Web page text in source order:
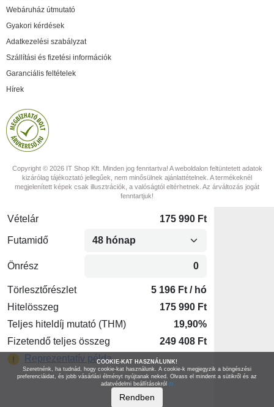
Webáruház útmutató
Gyakori kérdések
Adatkezelési szabályzat
Szállítási és fizetési információk
Garanciális feltételek
Hírek
Copyright © 2026 IT Shop Kft. Minden jog fenntartva! A weboldalon feltüntetett adatok
kizárólag tájékoztató jellegűek, nem minősülnek ajánlattételnek. A termékeknél
megjelenített képek csak illusztrációk, a valóságtól eltérhetnek. Az árváltozás jogát
fenntartjuk!
COOKIE-KAT HASZNÁLUNK!
Szeretnénk, ha tudnád, hogy cookie-kat használunk. A cookie-k megjegyzik a böngészési
preferenciáidat, és jobb vásárlási élményt nyújtanak neked. Olvass el mindent a sütikről és az
adatvédelmi beállításokról itt
Rendben